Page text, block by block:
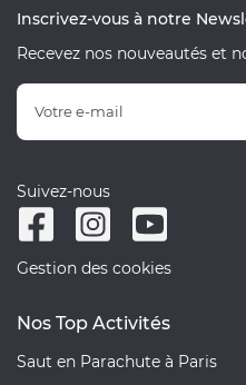
Inscrivez-vous à notre
Recevez nos nouveautés et
Suivez-nous
Gestion des cookies
Nos Top Activités
Saut en Parachute à Paris